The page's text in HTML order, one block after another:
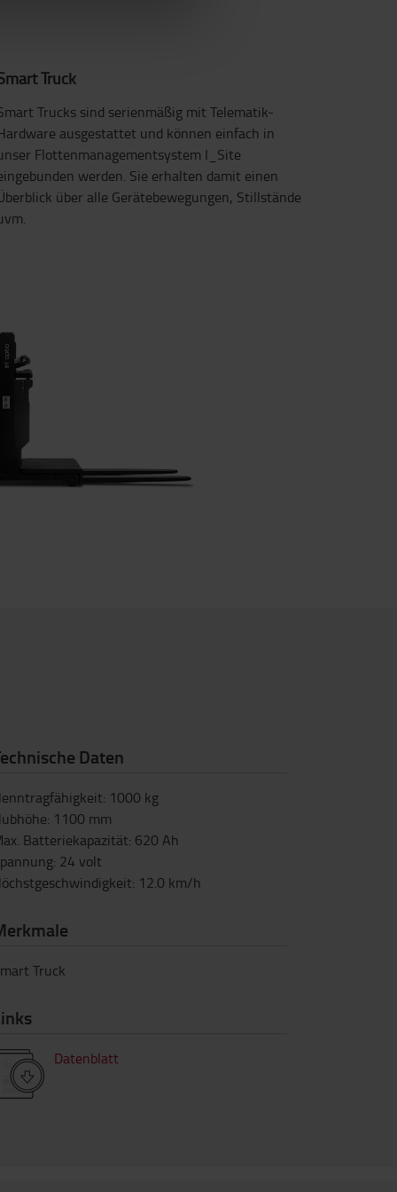
Truck
Trucks sind serienmäßig mit Telematik-
ausgestattet und können einfach in
Flottenmanagementsystem I_Site
werden. Sie erhalten damit einen
über alle Gerätebewegungen, Stillstände
Daten
: 1000 kg
: 1100 mm
Batteriekapazität: 620 Ah
: 24 volt
: 12.0 km/h
Truck
Datenblatt